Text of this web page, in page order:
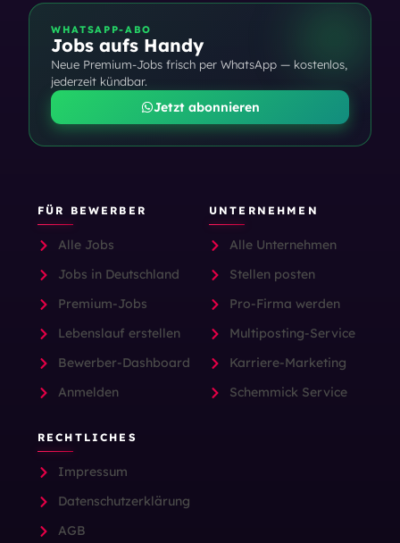
WHATSAPP-ABO
Jobs aufs Handy
Neue Premium-Jobs frisch per WhatsApp — kostenlos,
jederzeit kündbar.
Jetzt abonnieren
FÜR BEWERBER
Alle Jobs
Jobs in Deutschland
Premium-Jobs
Lebenslauf erstellen
Bewerber-Dashboard
Anmelden
UNTERNEHMEN
Alle Unternehmen
Stellen posten
Pro-Firma werden
Multiposting-Service
Karriere-Marketing
Schemmick Service
RECHTLICHES
Impressum
Datenschutzerklärung
AGB